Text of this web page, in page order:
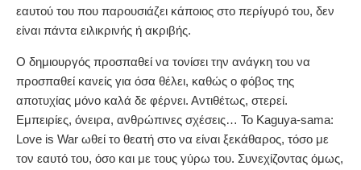
εαυτού του που παρουσιάζει κάποιος στο περίγυρό του, δεν
είναι πάντα ειλικρινής ή ακριβής.
Ο δημιουργός προσπαθεί να τονίσει την ανάγκη του να
προσπαθεί κανείς για όσα θέλει, καθώς ο φόβος της
αποτυχίας μόνο καλά δε φέρνει. Αντιθέτως, στερεί.
Εμπειρίες, όνειρα, ανθρώπινες σχέσεις… To Kaguya-sama:
Love is War ωθεί το θεατή στο να είναι ξεκάθαρος, τόσο με
τον εαυτό του, όσο και με τους γύρω του. Συνεχίζοντας όμως,